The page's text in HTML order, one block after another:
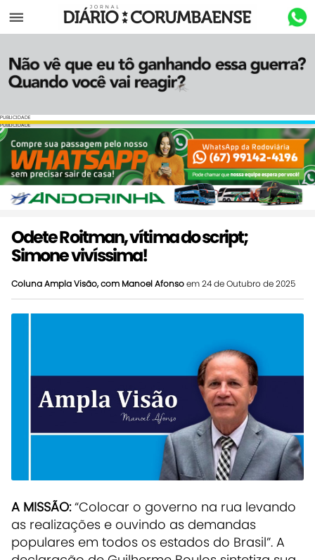
Menu
PUBLICIDADE
PUBLICIDADE
Odete Roitman, vítima do script;
Simone vivíssima!
Coluna Ampla Visão, com Manoel Afonsoem 24 de Outubro de 2025
A MISSÃO:“Colocar o governo na rua levando
as realizações e ouvindo as demandas
populares em todos os estados do Brasil”. A